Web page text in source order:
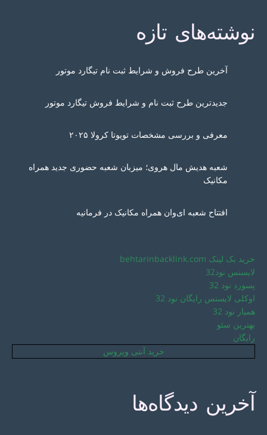
نوشته‌های تازه
آخرین طرح فروش و شرایط ثبت نام تیگارد موتور
جدیدترین طرح ثبت نام و شرایط فروش تیگارد موتور
معرفی و بررسی مشخصات تویوتا کرولا ۲۰۲۵
شعبه هدیش مال هروی؛ میزبان شعبه حضوری جدید همراه
مکانیک
افتتاح شعبه ای‌وان همراه مکانیک در فرمانیه
خرید بک لینک behtarinbacklink.com
لایسنس نود32
پسورد نود 32
اوکلی لایسنس رایگان نود 32
همیار نود 32
بهترین سئو
رایگان
خرید آنتی ویروس
آخرین دیدگاه‌ها